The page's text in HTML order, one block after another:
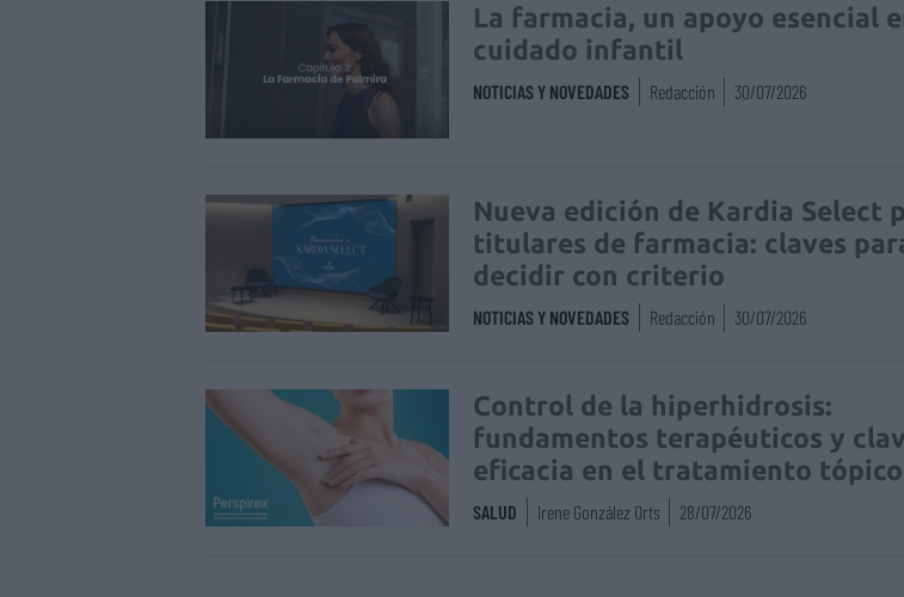
La farmacia, un apoyo esencial
cuidado infantil
NOTICIAS Y NOVEDADES Redacción 30/07/2026
Nueva edición de Kardia Select
titulares de farmacia: claves
decidir con criterio
NOTICIAS Y NOVEDADES Redacción 30/07/2026
Control de la hiperhidrosis:
fundamentos terapéuticos y
eficacia en el tratamiento tópico
SALUD Irene González Orts 28/07/2026